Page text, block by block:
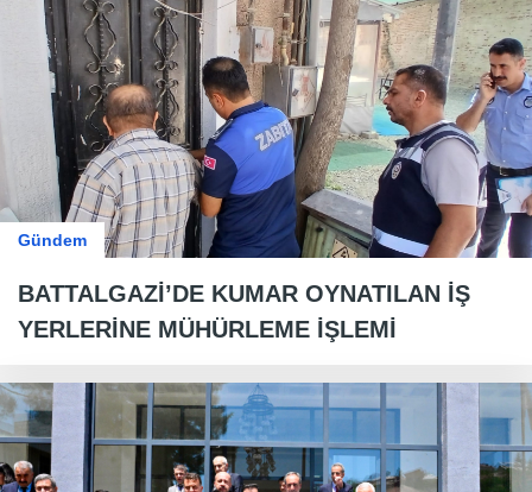
Gündem
BATTALGAZİ’DE KUMAR OYNATILAN İŞ
YERLERİNE MÜHÜRLEME İŞLEMİ